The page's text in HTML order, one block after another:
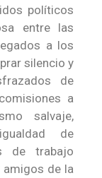
políticos
entre las
a los
silencio y
de
a
salvaje,
de
de trabajo
de la